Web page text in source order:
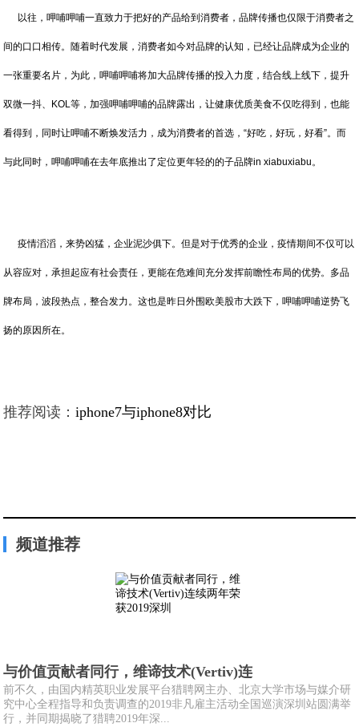
以往，呷哺呷哺一直致力于把好的产品给到消费者，品牌传播也仅限于消费者之
间的口口相传。随着时代发展，消费者如今对品牌的认知，已经让品牌成为企业的
一张重要名片，为此，呷哺呷哺将加大品牌传播的投入力度，结合线上线下，提升
双微一抖、KOL等，加强呷哺呷哺的品牌露出，让健康优质美食不仅吃得到，也能
看得到，同时让呷哺不断焕发活力，成为消费者的首选，“好吃，好玩，好看”。而
与此同时，呷哺呷哺在去年底推出了定位更年轻的的子品牌in xiabuxiabu。
疫情滔滔，来势凶猛，企业泥沙俱下。但是对于优秀的企业，疫情期间不仅可以
从容应对，承担起应有社会责任，更能在危难间充分发挥前瞻性布局的优势。多品
牌布局，波段热点，整合发力。这也是昨日外围欧美股市大跌下，呷哺呷哺逆势飞
扬的原因所在。
推荐阅读：iphone7与iphone8对比
频道推荐
与价值贡献者同行，维谛技术(Vertiv)连
前不久，由国内精英职业发展平台猎聘网主办、北京大学市场与媒介研
究中心全程指导和负责调查的2019非凡雇主活动全国巡演深圳站圆满举
行，并同期揭晓了猎聘2019年深...